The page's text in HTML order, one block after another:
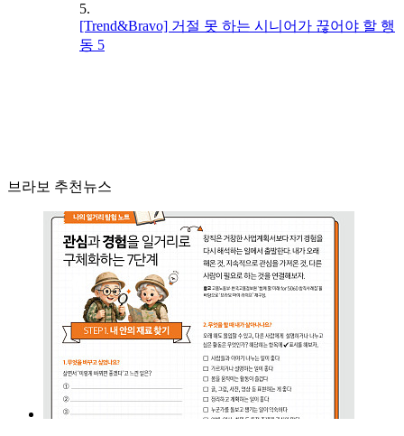
5.
[Trend&Bravo] 거절 못 하는 시니어가 끊어야 할 행
동 5
브라보 추천뉴스